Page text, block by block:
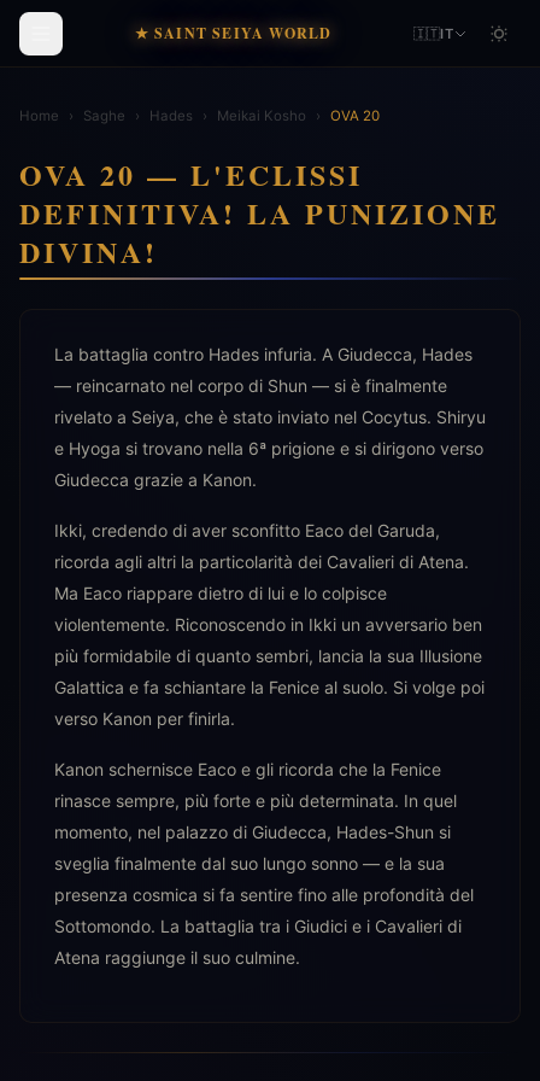
★ SAINT SEIYA WORLD 🇮🇹IT
Home › Saghe › Hades › Meikai Kosho › OVA 20
OVA 20 — L'ECLISSI
DEFINITIVA! LA PUNIZIONE
DIVINA!
La battaglia contro Hades infuria. A Giudecca, Hades
— reincarnato nel corpo di Shun — si è finalmente
rivelato a Seiya, che è stato inviato nel Cocytus. Shiryu
e Hyoga si trovano nella 6ª prigione e si dirigono verso
Giudecca grazie a Kanon.
Ikki, credendo di aver sconfitto Eaco del Garuda,
ricorda agli altri la particolarità dei Cavalieri di Atena.
Ma Eaco riappare dietro di lui e lo colpisce
violentemente. Riconoscendo in Ikki un avversario ben
più formidabile di quanto sembri, lancia la sua Illusione
Galattica e fa schiantare la Fenice al suolo. Si volge poi
verso Kanon per finirla.
Kanon schernisce Eaco e gli ricorda che la Fenice
rinasce sempre, più forte e più determinata. In quel
momento, nel palazzo di Giudecca, Hades-Shun si
sveglia finalmente dal suo lungo sonno — e la sua
presenza cosmica si fa sentire fino alle profondità del
Sottomondo. La battaglia tra i Giudici e i Cavalieri di
Atena raggiunge il suo culmine.